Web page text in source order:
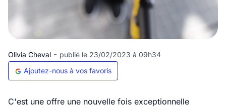
Olivia Cheval - publié le 23/02/2023 à 09h34
Ajoutez-nous à vos favoris
C'est une offre une nouvelle fois exceptionnelle